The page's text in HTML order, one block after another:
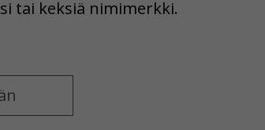
tai keksiä nimimerkki.